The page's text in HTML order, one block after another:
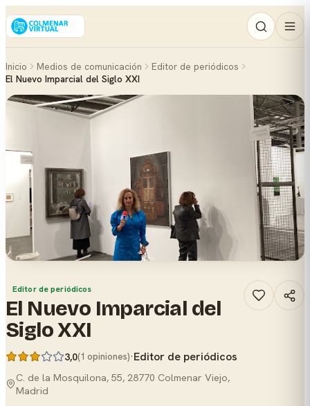
Inicio Medios de comunicación
Editor de periódicos
El Nuevo Imparcial del Siglo XXI
Editor de periódicos
El Nuevo Imparcial del
Siglo XXI
3,0(1 opiniones)·Editor de periódicos
C. de la Mosquilona, 55, 28770 Colmenar Viejo,
Madrid